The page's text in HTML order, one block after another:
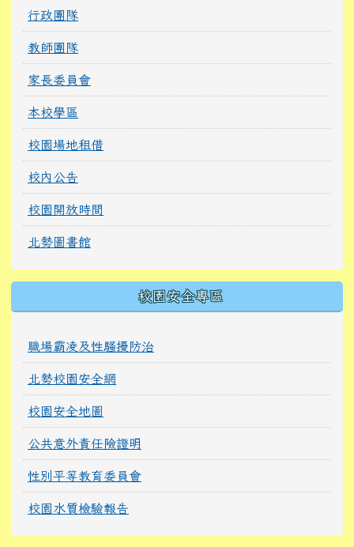
行政團隊
教師團隊
家長委員會
本校學區
校園場地租借
校內公告
校園開放時間
北勢圖書館
校園安全專區
職場霸凌及性騷擾防治
北勢校園安全網
校園安全地圖
公共意外責任險證明
性別平等教育委員會
校園水質檢驗報告